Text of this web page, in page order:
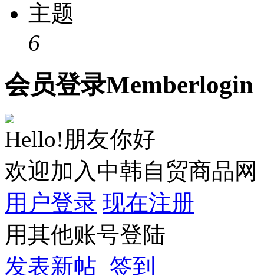
主题
6
会员登录Memberlogin
Hello!朋友你好
欢迎加入中韩自贸商品网
用户登录 现在注册
用其他账号登陆
发表新帖 签到